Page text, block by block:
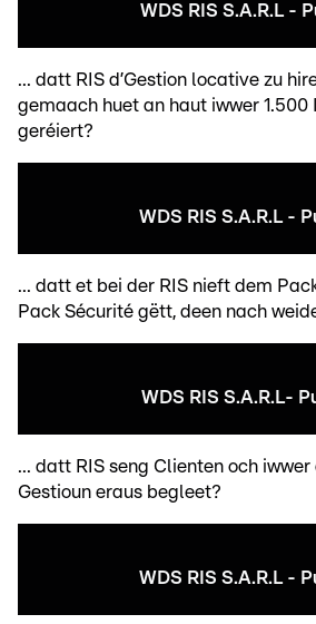
WDS RIS S.A.R.L -
... datt RIS d’Gestion locative zu
gemaach huet an haut iwwer
geréiert?
WDS RIS S.A.R.L -
... datt et bei der RIS nieft dem
Pack Sécurité gëtt, deen nach
WDS RIS S.A.R.L-
... datt RIS seng Clienten och
Gestioun eraus begleet?
WDS RIS S.A.R.L -